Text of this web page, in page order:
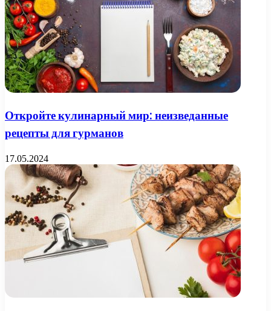
Откройте кулинарный мир: неизведанные
рецепты для гурманов
17.05.2024